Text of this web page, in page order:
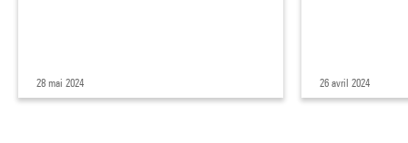
28 mai 2024 26 avril 2024